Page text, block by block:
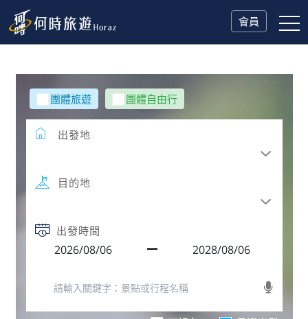
會員
團體旅遊 團體自由行
出發地
目的地
出發時間